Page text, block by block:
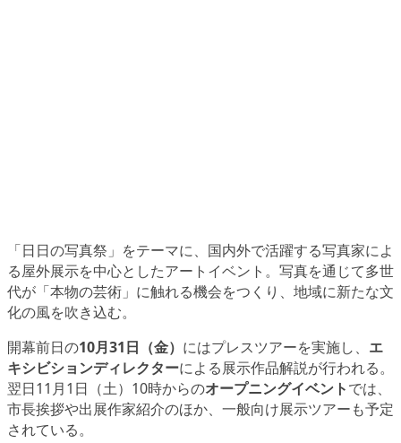
「日日の写真祭」をテーマに、国内外で活躍する写真家によ
る屋外展示を中心としたアートイベント。写真を通じて多世
代が「本物の芸術」に触れる機会をつくり、地域に新たな文
化の風を吹き込む。
開幕前日の10月31日（金） にはプレスツアーを実施し、 エ
キシビションディレクターによる展示作品解説が行われる。
翌日11月1日（土）10時からのオープニングイベントでは、
市長挨拶や出展作家紹介のほか、一般向け展示ツアーも予定
されている。